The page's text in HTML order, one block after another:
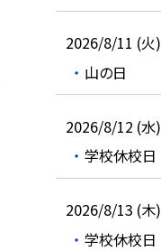
2026/8/11 (火)
山の日
2026/8/12 (水)
学校休校日
2026/8/13 (木)
学校休校日